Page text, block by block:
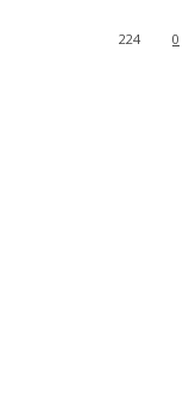
0
224